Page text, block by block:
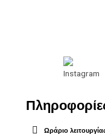
Ωράριο